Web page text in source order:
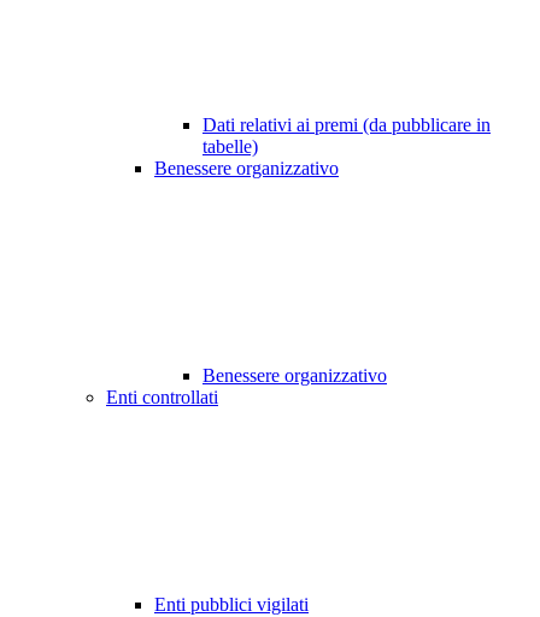
Dati relativi ai premi (da pubblicare in
tabelle)
Benessere organizzativo
Benessere organizzativo
Enti controllati
Enti pubblici vigilati